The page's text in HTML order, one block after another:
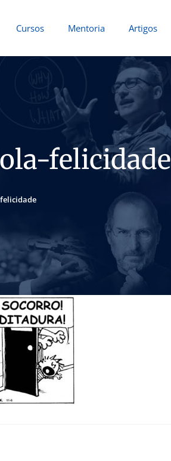
Cursos Mentoria Artigos
felicidade